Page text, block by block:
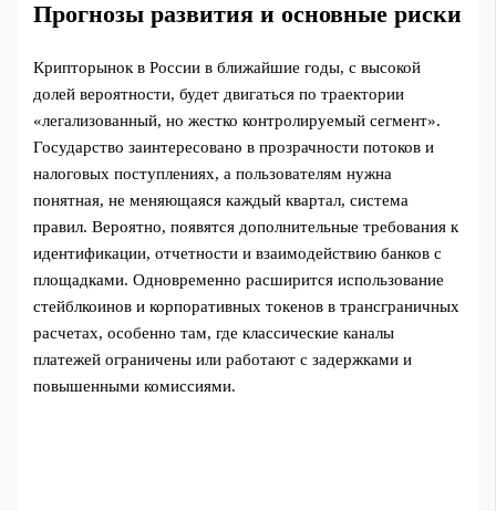
Прогнозы развития и основные риски
Крипторынок в России в ближайшие годы, с высокой
долей вероятности, будет двигаться по траектории
«легализованный, но жестко контролируемый сегмент».
Государство заинтересовано в прозрачности потоков и
налоговых поступлениях, а пользователям нужна
понятная, не меняющаяся каждый квартал, система
правил. Вероятно, появятся дополнительные требования к
идентификации, отчетности и взаимодействию банков с
площадками. Одновременно расширится использование
стейблкоинов и корпоративных токенов в трансграничных
расчетах, особенно там, где классические каналы
платежей ограничены или работают с задержками и
повышенными комиссиями.